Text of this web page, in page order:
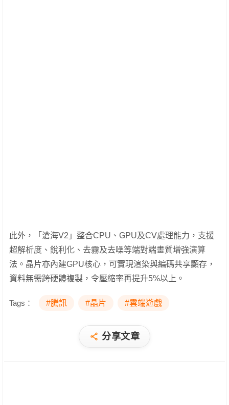
此外，「滄海V2」整合CPU、GPU及CV處理能力，支援
超解析度、銳利化、去霧及去噪等端對端畫質增強演算
法。晶片亦內建GPU核心，可實現渲染與編碼共享顯存，
資料無需跨硬體複製，令壓縮率再提升5%以上。
Tags： #騰訊 #晶片 #雲端遊戲
分享文章